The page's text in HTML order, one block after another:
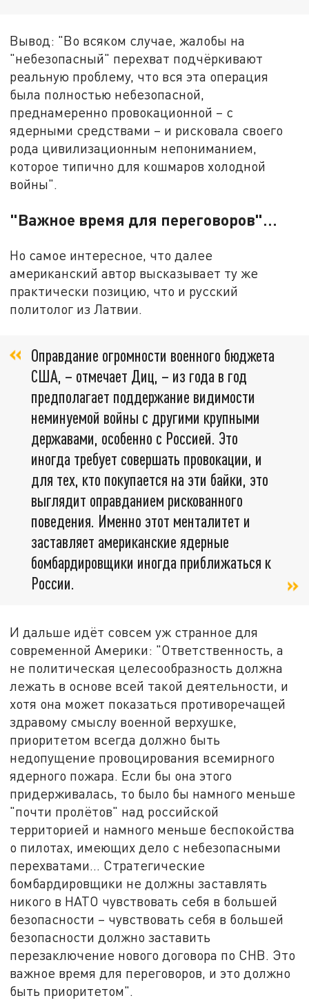
Вывод: "Во всяком случае, жалобы на
"небезопасный" перехват подчёркивают
реальную проблему, что вся эта операция
была полностью небезопасной,
преднамеренно провокационной – с
ядерными средствами – и рисковала своего
рода цивилизационным непониманием,
которое типично для кошмаров холодной
войны".
"Важное время для переговоров"…
Но самое интересное, что далее
американский автор высказывает ту же
практически позицию, что и русский
политолог из Латвии.
Оправдание огромности военного бюджета
США, – отмечает Диц, – из года в год
предполагает поддержание видимости
неминуемой войны с другими крупными
державами, особенно с Россией. Это
иногда требует совершать провокации, и
для тех, кто покупается на эти байки, это
выглядит оправданием рискованного
поведения. Именно этот менталитет и
заставляет американские ядерные
бомбардировщики иногда приближаться к
России.
И дальше идёт совсем уж странное для
современной Америки: "Ответственность, а
не политическая целесообразность должна
лежать в основе всей такой деятельности, и
хотя она может показаться противоречащей
здравому смыслу военной верхушке,
приоритетом всегда должно быть
недопущение провоцирования всемирного
ядерного пожара. Если бы она этого
придерживалась, то было бы намного меньше
"почти пролётов" над российской
территорией и намного меньше беспокойства
о пилотах, имеющих дело с небезопасными
перехватами… Стратегические
бомбардировщики не должны заставлять
никого в НАТО чувствовать себя в большей
безопасности – чувствовать себя в большей
безопасности должно заставить
перезаключение нового договора по СНВ. Это
важное время для переговоров, и это должно
быть приоритетом".